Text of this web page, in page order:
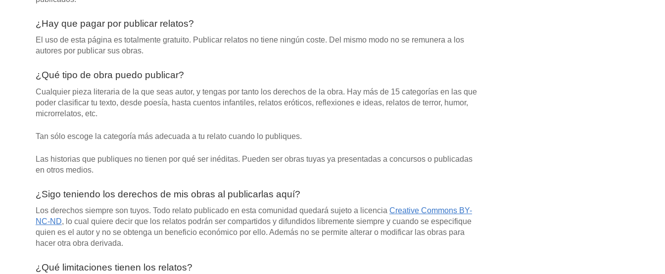
¿Hay que pagar por publicar relatos?
El uso de esta página es totalmente gratuito. Publicar relatos no tiene ningún coste. Del mismo modo no se remunera a los
autores por publicar sus obras.
¿Qué tipo de obra puedo publicar?
Cualquier pieza literaria de la que seas autor, y tengas por tanto los derechos de la obra. Hay más de 15 categorías en las que
poder clasificar tu texto, desde poesía, hasta cuentos infantiles, relatos eróticos, reflexiones e ideas, relatos de terror, humor,
microrrelatos, etc.
Tan sólo escoge la categoría más adecuada a tu relato cuando lo publiques.
Las historias que publiques no tienen por qué ser inéditas. Pueden ser obras tuyas ya presentadas a concursos o publicadas
en otros medios.
¿Sigo teniendo los derechos de mis obras al publicarlas aquí?
Los derechos siempre son tuyos. Todo relato publicado en esta comunidad quedará sujeto a licencia Creative Commons BY-
NC-ND, lo cual quiere decir que los relatos podrán ser compartidos y difundidos libremente siempre y cuando se especifique
quien es el autor y no se obtenga un beneficio económico por ello. Además no se permite alterar o modificar las obras para
hacer otra obra derivada.
¿Qué limitaciones tienen los relatos?